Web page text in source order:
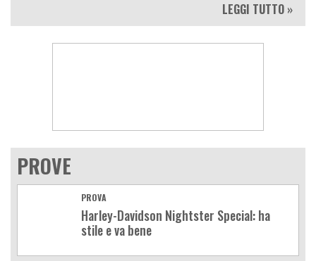
LEGGI TUTTO »
PROVE
PROVA
Harley-Davidson Nightster Special: ha
stile e va bene